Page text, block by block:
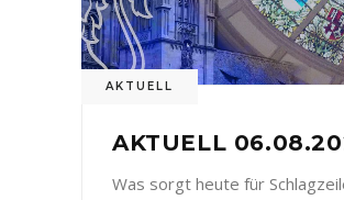
AKTUELL
AKTUELL
Was sorgt heute für